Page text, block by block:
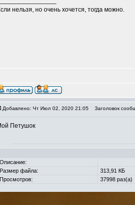
нельзя, но очень хочется, тогда можно.
Добавлено: Чт Июл 02, 2020 21:05 Заголовок
Петушок
Описание:
Размер файла:
313,91 КБ
Просмотров:
37998 раз(а)